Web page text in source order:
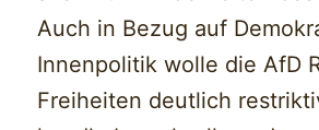
Auch in Bezug auf
Innenpolitik wolle die AfD
Freiheiten deutlich